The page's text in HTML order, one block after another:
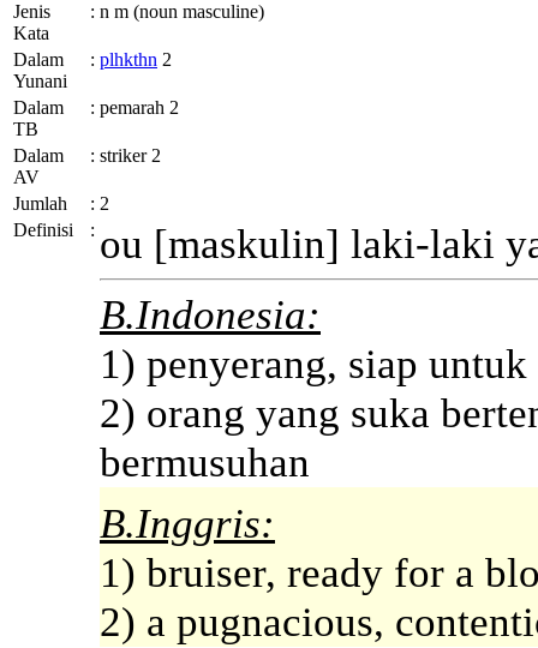
Jenis
Kata
: n m (noun masculine)
Dalam
Yunani
: plhkthn 2
Dalam
TB
: pemarah 2
Dalam
AV
: striker 2
Jumlah : 2
Definisi
: ou [maskulin] laki-laki
B.Indonesia:
1) penyerang, siap
2) orang yang suka
bermusuhan
B.Inggris:
1) bruiser, ready for a
2) a pugnacious,